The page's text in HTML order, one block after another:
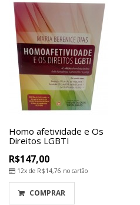
Homo afetividade e Os
Direitos LGBTI
R$147,00
12x de R$14,76 no cartão
COMPRAR